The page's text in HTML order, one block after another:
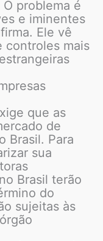
problema é
e iminentes
Ele vê
controles mais
que as
de
Brasil. Para
sua
Brasil terão
do
sujeitas às